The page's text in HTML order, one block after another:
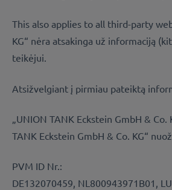
This also applies to all third-party
KG“ nėra atsakinga už informaciją
teikėjui.
Atsižvelgiant į pirmiau pateiktą
„UNION TANK Eckstein GmbH &
TANK Eckstein GmbH & Co. KG“
PVM ID Nr.:
DE132070459, NL800943971B01,